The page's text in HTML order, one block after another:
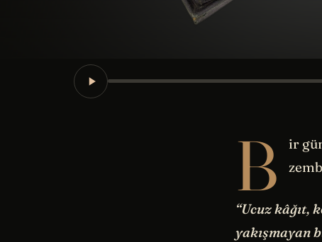
B
ir
“Ucuz kâğıt,
yakışmayan